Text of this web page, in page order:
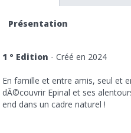
Présentation
1 ° Edition - Créé en 2024
En famille et entre amis, seul et
dÃ©couvrir Epinal et ses
end dans un cadre naturel !